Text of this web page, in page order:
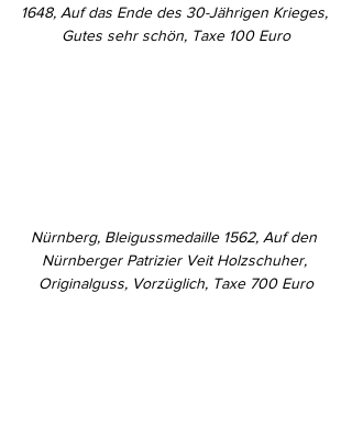
1648, Auf das Ende des 30-Jährigen Krieges,
Gutes sehr schön, Taxe 100 Euro
Nürnberg, Bleigussmedaille 1562, Auf den
Nürnberger Patrizier Veit Holzschuher,
Originalguss, Vorzüglich, Taxe 700 Euro